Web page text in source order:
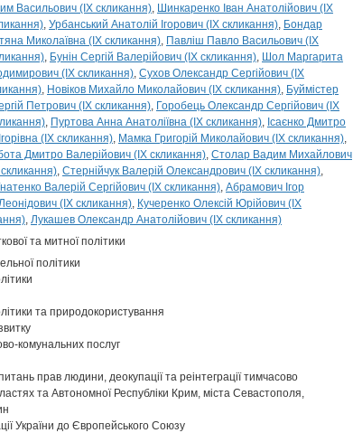
Васильович (IX скликання) Шинкаренко Іван Анатолійович (IX
Урбанський Анатолій Ігорович (IX скликання) Бондар
Миколаївна (IX скликання) Павліш Павло Васильович (IX
Бунін Сергій Валерійович (IX скликання) Шол Маргарита
(IX скликання) Сухов Олександр Сергійович (IX
Новіков Михайло Миколайович (IX скликання) Буймістер
Петрович (IX скликання) Горобець Олександр Сергійович (IX
Пуртова Анна Анатоліївна (IX скликання)
Ісаєнко Дмитро
(IX скликання) Мамка Григорій Миколайович (IX скликання)
Дмитро Валерійович (IX скликання) Столар Вадим Михайлович
Стернійчук Валерій Олександрович (IX скликання)
Валерій Сергійович (IX скликання) Абрамович Ігор
(IX скликання) Кучеренко Олексій Юрійович (IX
Лукашев Олександр Анатолійович (IX скликання)
та митної політики
політики
та природокористування
комунальних послуг
прав людини, деокупації та реінтеграції тимчасово
та Автономної Республіки Крим, міста Севастополя,
України до Європейського Союзу